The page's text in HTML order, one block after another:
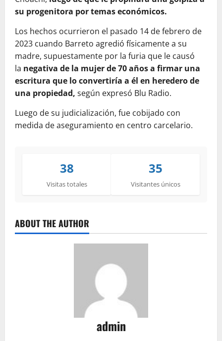
su progenitora por temas económicos.
Los hechos ocurrieron el pasado 14 de febrero de
2023 cuando Barreto agredió físicamente a su
madre, supuestamente por la furia que le causó
la negativa de la mujer de 70 años a firmar una
escritura que lo convertiría a él en heredero de
una propiedad, según expresó Blu Radio.
Luego de su judicialización, fue cobijado con
medida de aseguramiento en centro carcelario.
38
Visitas totales
35
Visitantes únicos
ABOUT THE AUTHOR
admin